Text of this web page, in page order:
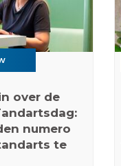
over de
numero
te